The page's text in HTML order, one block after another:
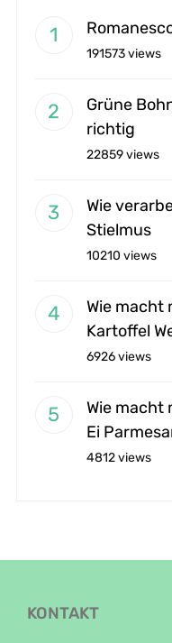
191573 views
Grüne
richtig
22859 views
Wie
Stielmus
10210 views
Wie macht
Kartoffel
6926 views
Wie macht
Ei
4812 views
KONTAKT